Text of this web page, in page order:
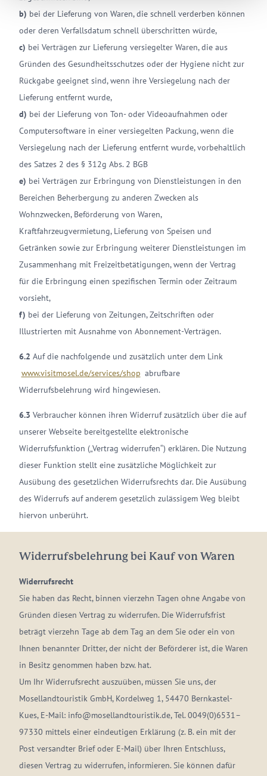
b) bei der Lieferung von Waren, die schnell verderben können
oder deren Verfallsdatum schnell überschritten würde,
c) bei Verträgen zur Lieferung versiegelter Waren, die aus
Gründen des Gesundheitsschutzes oder der Hygiene nicht zur
Rückgabe geeignet sind, wenn ihre Versiegelung nach der
Lieferung entfernt wurde,
d) bei der Lieferung von Ton- oder Videoaufnahmen oder
Computersoftware in einer versiegelten Packung, wenn die
Versiegelung nach der Lieferung entfernt wurde, vorbehaltlich
des Satzes 2 des § 312g Abs. 2 BGB
e) bei Verträgen zur Erbringung von Dienstleistungen in den
Bereichen Beherbergung zu anderen Zwecken als
Wohnzwecken, Beförderung von Waren,
Kraftfahrzeugvermietung, Lieferung von Speisen und
Getränken sowie zur Erbringung weiterer Dienstleistungen im
Zusammenhang mit Freizeitbetätigungen, wenn der Vertrag
für die Erbringung einen spezifischen Termin oder Zeitraum
vorsieht,
f) bei der Lieferung von Zeitungen, Zeitschriften oder
Illustrierten mit Ausnahme von Abonnement-Verträgen.
6.2 Auf die nachfolgende und zusätzlich unter dem Link
www.visitmosel.de/services/shop abrufbare
Widerrufsbelehrung wird hingewiesen.
6.3 Verbraucher können ihren Widerruf zusätzlich über die auf
unserer Webseite bereitgestellte elektronische
Widerrufsfunktion („Vertrag widerrufen“) erklären. Die Nutzung
dieser Funktion stellt eine zusätzliche Möglichkeit zur
Ausübung des gesetzlichen Widerrufsrechts dar. Die Ausübung
des Widerrufs auf anderem gesetzlich zulässigem Weg bleibt
hiervon unberührt.
Widerrufsbelehrung bei Kauf von Waren
Widerrufsrecht
Sie haben das Recht, binnen vierzehn Tagen ohne Angabe von
Gründen diesen Vertrag zu widerrufen. Die Widerrufsfrist
beträgt vierzehn Tage ab dem Tag an dem Sie oder ein von
Ihnen benannter Dritter, der nicht der Beförderer ist, die Waren
in Besitz genommen haben bzw. hat.
Um Ihr Widerrufsrecht auszuüben, müssen Sie uns, der
Mosellandtouristik GmbH, Kordelweg 1, 54470 Bernkastel-
Kues, E-Mail: info@mosellandtouristik.de, Tel. 0049(0)6531–
97330 mittels einer eindeutigen Erklärung (z. B. ein mit der
Post versandter Brief oder E-Mail) über Ihren Entschluss,
diesen Vertrag zu widerrufen, informieren. Sie können dafür